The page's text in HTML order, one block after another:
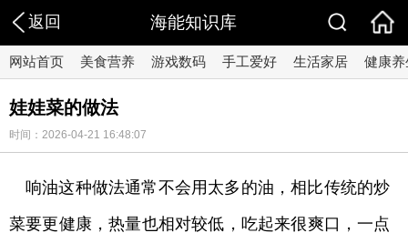
返回 海能知识库
网站首页 美食营养 游戏数码 手工爱好 生活家居 健康养
娃娃菜的做法
时间：2026-04-21 16:48:07
响油这种做法通常不会用太多的油，相比传统的炒
菜要更健康，热量也相对较低，吃起来很爽口，一点